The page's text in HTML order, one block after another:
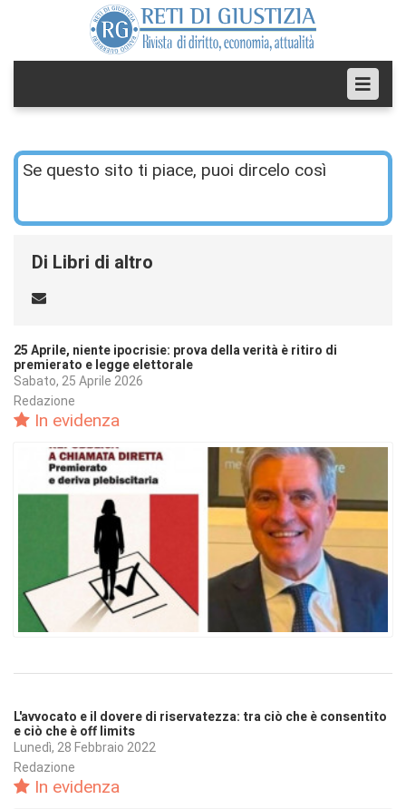
Se questo sito ti piace, puoi dircelo così
Di Libri di altro
25 Aprile, niente ipocrisie: prova della verità è ritiro di
premierato e legge elettorale
Sabato, 25 Aprile 2026
Redazione
In evidenza
L'avvocato e il dovere di riservatezza: tra ciò che è consentito
e ciò che è off limits
Lunedì, 28 Febbraio 2022
Redazione
In evidenza